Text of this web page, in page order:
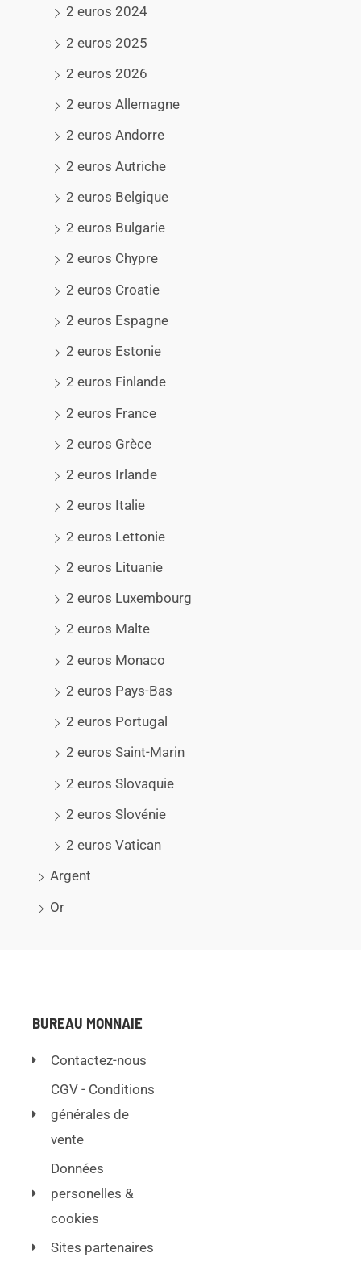
2 euros 2024
2 euros 2025
2 euros 2026
2 euros Allemagne
2 euros Andorre
2 euros Autriche
2 euros Belgique
2 euros Bulgarie
2 euros Chypre
2 euros Croatie
2 euros Espagne
2 euros Estonie
2 euros Finlande
2 euros France
2 euros Grèce
2 euros Irlande
2 euros Italie
2 euros Lettonie
2 euros Lituanie
2 euros Luxembourg
2 euros Malte
2 euros Monaco
2 euros Pays-Bas
2 euros Portugal
2 euros Saint-Marin
2 euros Slovaquie
2 euros Slovénie
2 euros Vatican
Argent
Or
BUREAU MONNAIE
Contactez-nous
CGV - Conditions
générales de
vente
Données
personelles &
cookies
Sites partenaires